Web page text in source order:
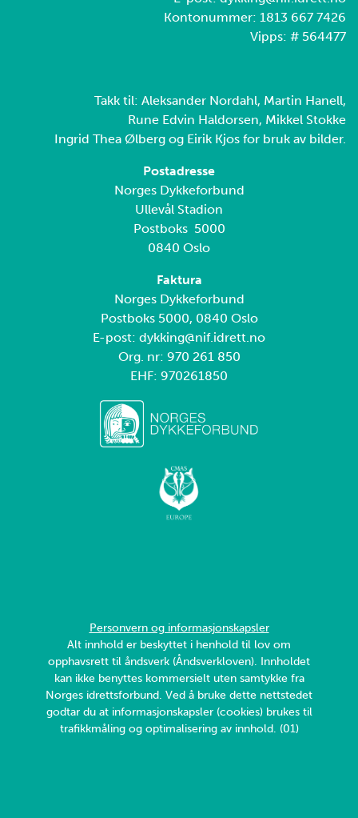
Kontonummer: 1813 667 7426
Vipps: # 564477
Takk til: Aleksander Nordahl, Martin Hanell,
Rune Edvin Haldorsen, Mikkel Stokke
Ingrid Thea Ølberg og Eirik Kjos for bruk av bilder.
Postadresse
Norges Dykkeforbund
Ullevål Stadion
Postboks 5000
0840 Oslo
Faktura
Norges Dykkeforbund
Postboks 5000, 0840 Oslo
E-post: dykking@nif.idrett.no
Org. nr: 970 261 850
EHF: 970261850
Personvern og informasjonskapsler
Alt innhold er beskyttet i henhold til lov om
opphavsrett til åndsverk (Åndsverkloven). Innholdet
kan ikke benyttes kommersielt uten samtykke fra
Norges idrettsforbund. Ved å bruke dette nettstedet
godtar du at informasjonskapsler (cookies) brukes til
trafikkmåling og optimalisering av innhold. (01)